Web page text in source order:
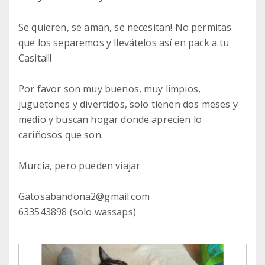
Se quieren, se aman, se necesitan! No permitas
que los separemos y llevátelos así en pack a tu
Casita!!!
Por favor son muy buenos, muy limpios,
juguetones y divertidos, solo tienen dos meses y
medio y buscan hogar donde aprecien lo
cariñosos que son.
Murcia, pero pueden viajar
Gatosabandona2@gmail.com
633543898 (solo wassaps)